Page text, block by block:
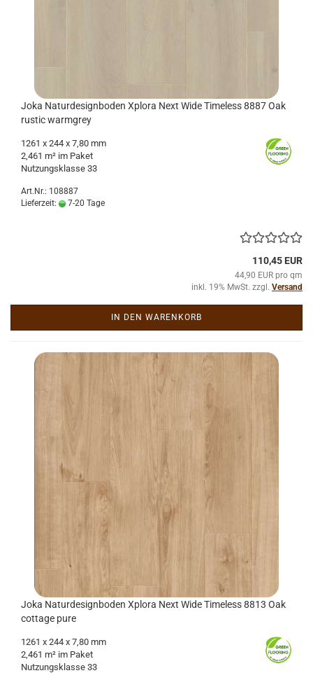
Joka Na­tur­de­sign­bo­den Xplo­ra Next Wide Ti­me­l­ess 8887 Oak
rustic warm­grey
1261 x 244 x 7,80 mm
2,461 m² im Paket
Nut­zungs­klas­se 33
Art.Nr.: 108887
Lieferzeit:
7-20 Tage
110,45 EUR
44,90 EUR pro qm
inkl. 19% MwSt. zzgl. Versand
IN DEN WARENKORB
Joka Na­tur­de­sign­bo­den Xplo­ra Next Wide Ti­me­l­ess 8813 Oak
cot­ta­ge pure
1261 x 244 x 7,80 mm
2,461 m² im Paket
Nut­zungs­klas­se 33